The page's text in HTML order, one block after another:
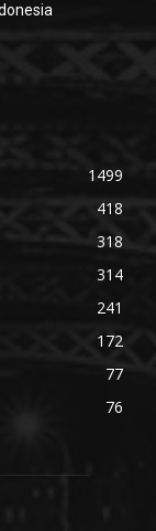
1499
418
318
314
241
172
77
76